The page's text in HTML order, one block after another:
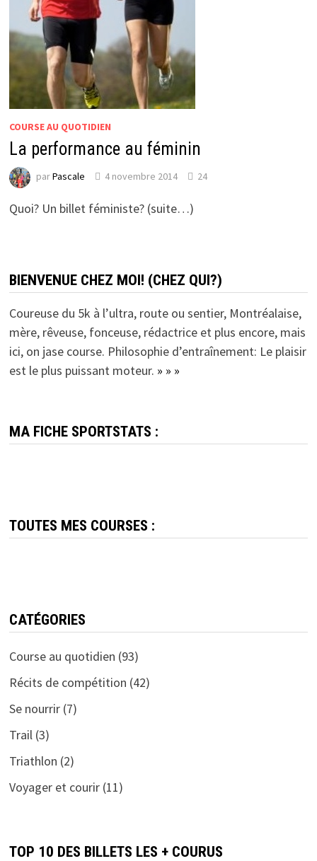
COURSE AU QUOTIDIEN
La performance au féminin
parPascale 4 novembre 2014 24
Quoi? Un billet féministe? (suite…)
BIENVENUE CHEZ MOI! (CHEZ QUI?)
Coureuse du 5k à l’ultra, route ou sentier, Montréalaise,
mère, rêveuse, fonceuse, rédactrice et plus encore, mais
ici, on jase course. Philosophie d’entraînement: Le plaisir
est le plus puissant moteur. » » »
MA FICHE SPORTSTATS :
TOUTES MES COURSES :
CATÉGORIES
Course au quotidien (93)
Récits de compétition (42)
Se nourrir(7)
Trail(3)
Triathlon (2)
Voyager et courir(11)
TOP 10 DES BILLETS LES + COURUS